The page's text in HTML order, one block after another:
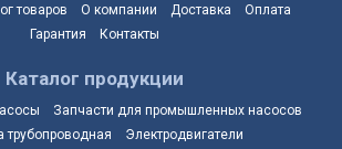
товаров О компании Доставка
Оплата
Гарантия
Контакты
Каталог продукции
Запчасти для промышленных насосов
трубопроводная
Электродвигатели